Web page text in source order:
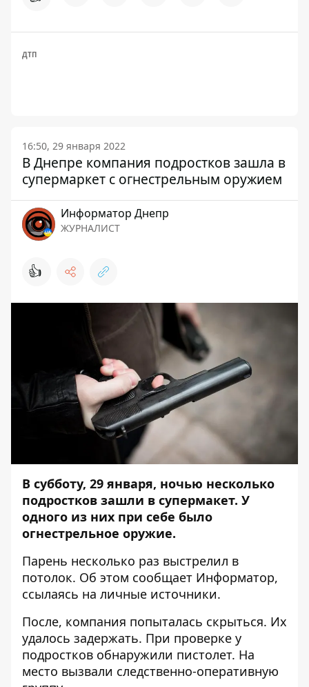
ДТП
16:50, 29 января 2022
В Днепре компания подростков зашла в
супермаркет с огнестрельным оружием
Информатор Днепр
ЖУРНАЛИСТ
👍
В субботу, 29 января, ночью несколько
подростков зашли в супермакет. У
одного из них при себе было
огнестрельное оружие.
Парень несколько раз выстрелил в
потолок. Об этом сообщает Информатор,
ссылаясь на личные источники.
После, компания попыталась скрыться. Их
удалось задержать. При проверке у
подростков обнаружили пистолет. На
место вызвали следственно-оперативную